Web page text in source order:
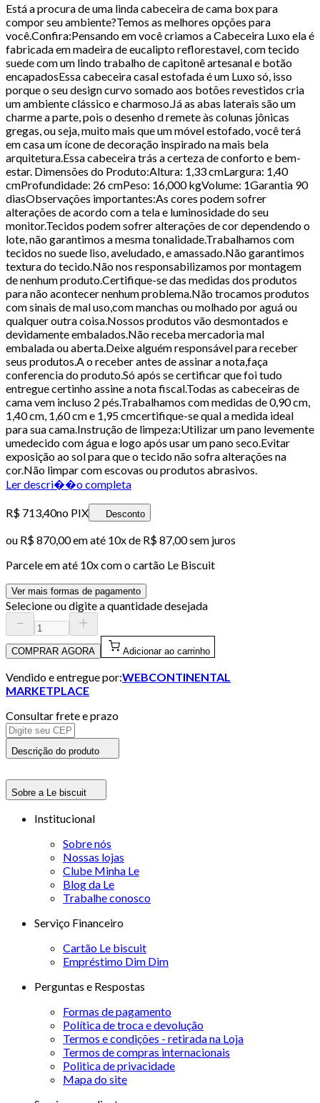
Está a procura de uma linda cabeceira de cama box para
compor seu ambiente?Temos as melhores opções para
você.Confira:Pensando em você criamos a Cabeceira Luxo ela é
fabricada em madeira de eucalipto reflorestavel, com tecido
suede com um lindo trabalho de capitonê artesanal e botão
encapadosEssa cabeceira casal estofada é um Luxo só, isso
porque o seu design curvo somado aos botões revestidos cria
um ambiente clássico e charmoso.Já as abas laterais são um
charme a parte, pois o desenho d remete às colunas jônicas
gregas, ou seja, muito mais que um móvel estofado, você terá
em casa um ícone de decoração inspirado na mais bela
arquitetura.Essa cabeceira trás a certeza de conforto e bem-
estar. Dimensões do Produto:Altura: 1,33 cmLargura: 1,40
cmProfundidade: 26 cmPeso: 16,000 kgVolume: 1Garantia 90
diasObservações importantes:As cores podem sofrer
alterações de acordo com a tela e luminosidade do seu
monitor.Tecidos podem sofrer alterações de cor dependendo o
lote, não garantimos a mesma tonalidade.Trabalhamos com
tecidos no suede liso, aveludado, e amassado.Não garantimos
textura do tecido.Não nos responsabilizamos por montagem
de nenhum produto.Certifique-se das medidas dos produtos
para não acontecer nenhum problema.Não trocamos produtos
com sinais de mal uso,com manchas ou molhado por aguá ou
qualquer outra coisa.Nossos produtos vão desmontados e
devidamente embalados.Não receba mercadoria mal
embalada ou aberta.Deixe alguém responsável para receber
seus produtos.A o receber antes de assinar a nota,faça
conferencia do produto.Só após se certificar que foi tudo
entregue certinho assine a nota fiscal.Todas as cabeceiras de
cama vem incluso 2 pés.Trabalhamos com medidas de 0,90 cm,
1,40 cm, 1,60 cm e 1,95 cmcertifique-se qual a medida ideal
para sua cama.Instrução de limpeza:Utilizar um pano levemente
umedecido com água e logo após usar um pano seco.Evitar
exposição ao sol para que o tecido não sofra alterações na
cor.Não limpar com escovas ou produtos abrasivos.
Ler descri��o completa
R$ 713,40no PIX Desconto
ou R$ 870,00em até 10x de R$ 87,00 sem juros
Parcele em até 10x com o cartão Le Biscuit
Ver mais formas de pagamento
Selecione ou digite a quantidade desejada
COMPRAR AGORA Adicionar ao carrinho
Vendido e entregue por:WEBCONTINENTAL
MARKETPLACE
Consultar frete e prazo
Descrição do produto
Sobre a Le biscuit
Institucional
Sobre nós
Nossas lojas
Clube Minha Le
Blog da Le
Trabalhe conosco
Serviço Financeiro
Cartão Le biscuit
Empréstimo Dim Dim
Perguntas e Respostas
Formas de pagamento
Política de troca e devolução
Termos e condições - retirada na Loja
Termos de compras internacionais
Politica de privacidade
Mapa do site